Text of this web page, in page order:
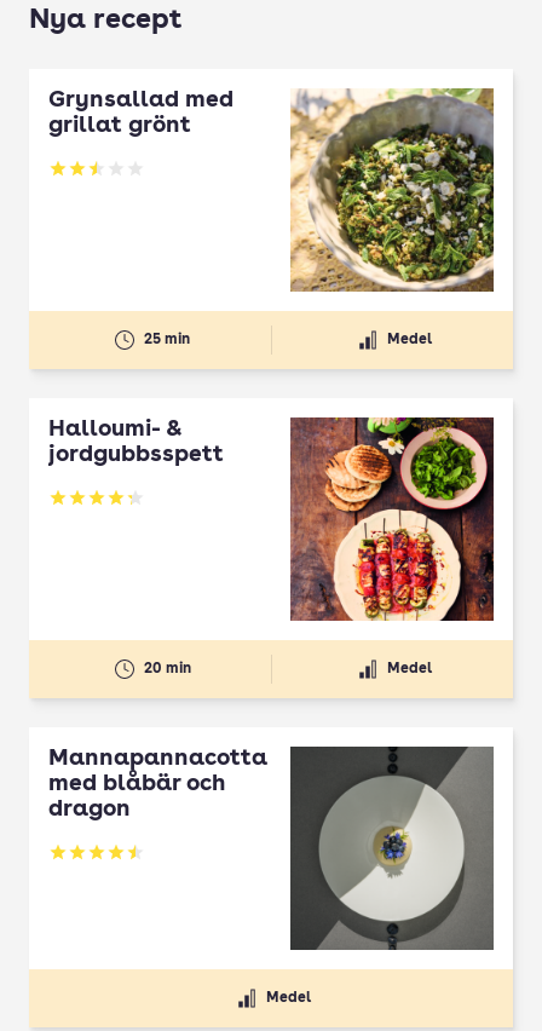
Nya recept
Grynsallad med
grillat grönt
Betyg: 2.5 av 5
25 min Medel
Halloumi- &
jordgubbsspett
Betyg: 4.3 av 5
20 min Medel
Mannapannacotta
med blåbär och
dragon
Betyg: 4.5 av 5
Medel